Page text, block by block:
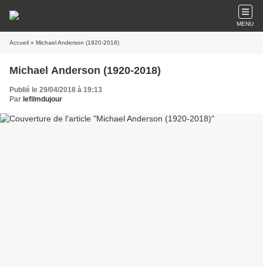
MENU
Accueil » Michael Anderson (1920-2018)
Michael Anderson (1920-2018)
Publié le 29/04/2018 à 19:13
Par lefilmdujour